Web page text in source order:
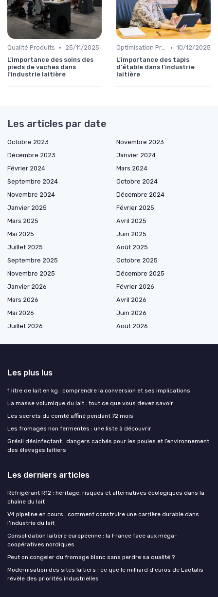
Qualité Produits •
25/11/2025
L'importance des soins des
pieds de vaches dans
l'industrie laitière
Optimisation Production • 10/12/2025
L'importance des tapis
d'étable dans l'industrie
laitière
Les articles par date
Octobre 2023
Novembre 2023
Décembre 2023
Janvier 2024
Février 2024
Mars 2024
Septembre 2024
Octobre 2024
Novembre 2024
Décembre 2024
Janvier 2025
Février 2025
Mars 2025
Avril 2025
Mai 2025
Juin 2025
Juillet 2025
Août 2025
Septembre 2025
Octobre 2025
Novembre 2025
Décembre 2025
Janvier 2026
Février 2026
Mars 2026
Avril 2026
Mai 2026
Juin 2026
Juillet 2026
Août 2026
Les plus lus
1 litre de lait en kg : comprendre la conversion et ses implications
La masse volumique du lait : tout ce que vous devez savoir
Les secrets du comté affiné pendant 72 mois
Les fromages non fermentés : une liste à découvrir
Grésil désinfectant : dangers cachés pour les poules et l’environnement
des élevages laitiers
Les derniers articles
Réfrigérant R12 : héritage, risques et alternatives écologiques dans la
chaîne du lait
V4 pipeline en cours : comment construire une carrière durable dans
l’industrie du lait
Consolidation laitière européenne : la France face aux méga-
coopératives nordiques
Peut on congeler du fromage blanc sans perdre sa qualité ?
Modernisation des sites laitiers : ce que le milliard d'euros de Lactalis
révèle des priorités industrielles